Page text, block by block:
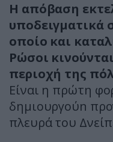
Η απόβαση
υποδειγματικά
οποίο και
Ρώσοι
περιοχή της
Είναι η πρώτη
δημιουργούn
πλευρά του